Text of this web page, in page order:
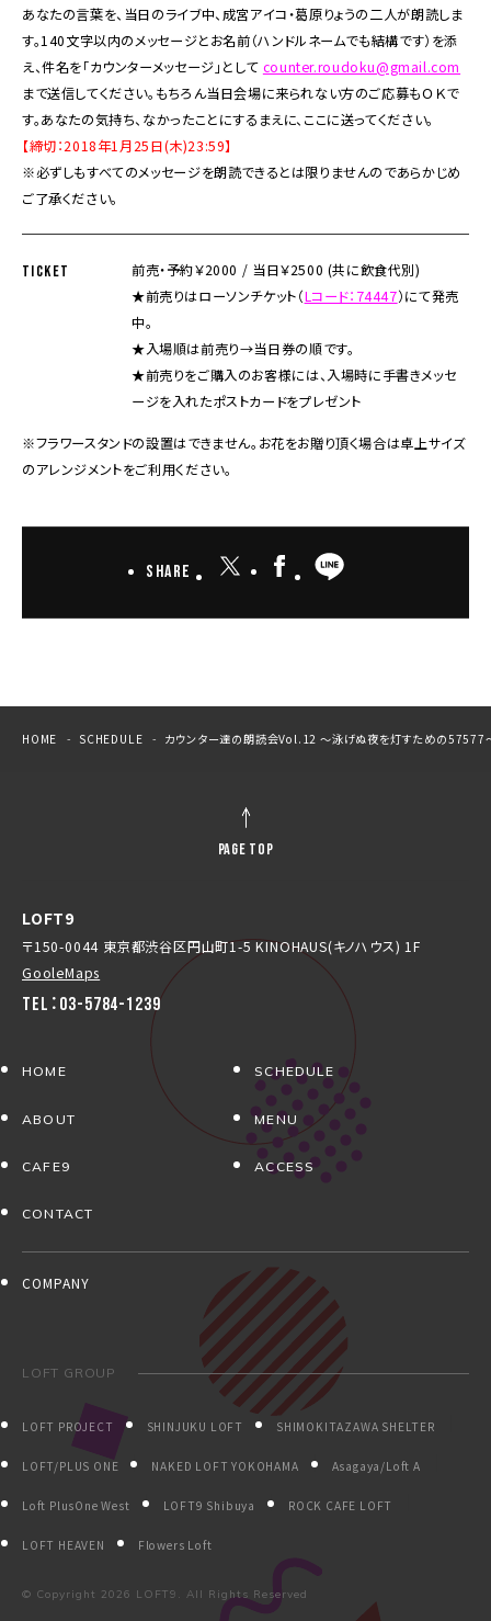
あなたの言葉を、当日のライブ中、成宮アイコ・葛原りょうの二人が朗読しま
す。140文字以内のメッセージとお名前（ハンドルネームでも結構です）を添
え、件名を「カウンターメッセージ」として counter.roudoku@gmail.com
まで送信してください。もちろん当日会場に来られない方のご応募もＯＫで
す。あなたの気持ち、なかったことにするまえに、ここに送ってください。
【締切：2018年1月25日(木)23:59】
※必ずしもすべてのメッセージを朗読できるとは限りませんのであらかじめ
ご了承ください。
TICKET
前売・予約￥2000 / 当日￥2500 (共に飲食代別)
★前売りはローソンチケット（Lコード：74447）にて発売
中。
★入場順は前売り→当日券の順です。
★前売りをご購入のお客様には、入場時に手書きメッセ
ージを入れたポストカードをプレゼント
※フラワースタンドの設置はできません。お花をお贈り頂く場合は卓上サイズ
のアレンジメントをご利用ください。
Share
HOME SCHEDULE カウンター達の朗読会Vol.12 〜泳げぬ夜を灯すための57577
LOFT9
〒150-0044 東京都渋谷区円山町1-5 KINOHAUS(キノハウス) 1F
GooleMaps
TEL：03-5784-1239
HOME SCHEDULE
ABOUT MENU
CAFE9 ACCESS
CONTACT
COMPANY
LOFT GROUP
LOFT PROJECT SHINJUKU LOFT SHIMOKITAZAWA SHELTER
LOFT/PLUS ONE NAKED LOFT YOKOHAMA Asagaya/Loft A
Loft PlusOne West LOFT9 Shibuya ROCK CAFE LOFT
LOFT HEAVEN Flowers Loft
© Copyright 2026 LOFT9. All Rights Reserved
PAGE TOP